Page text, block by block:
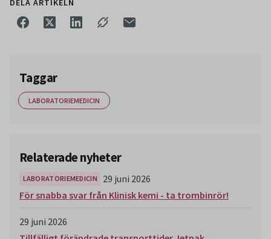
DELA ARTIKELN
Taggar
LABORATORIEMEDICIN
Relaterade nyheter
LABORATORIEMEDICIN
29 juni 2026
För snabba svar från Klinisk kemi - ta trombinrör!
29 juni 2026